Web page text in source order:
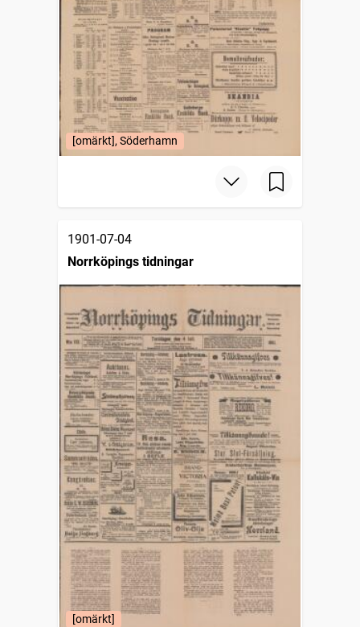
[omärkt], Söderhamn
1901-07-04
Norrköpings tidningar
[omärkt]